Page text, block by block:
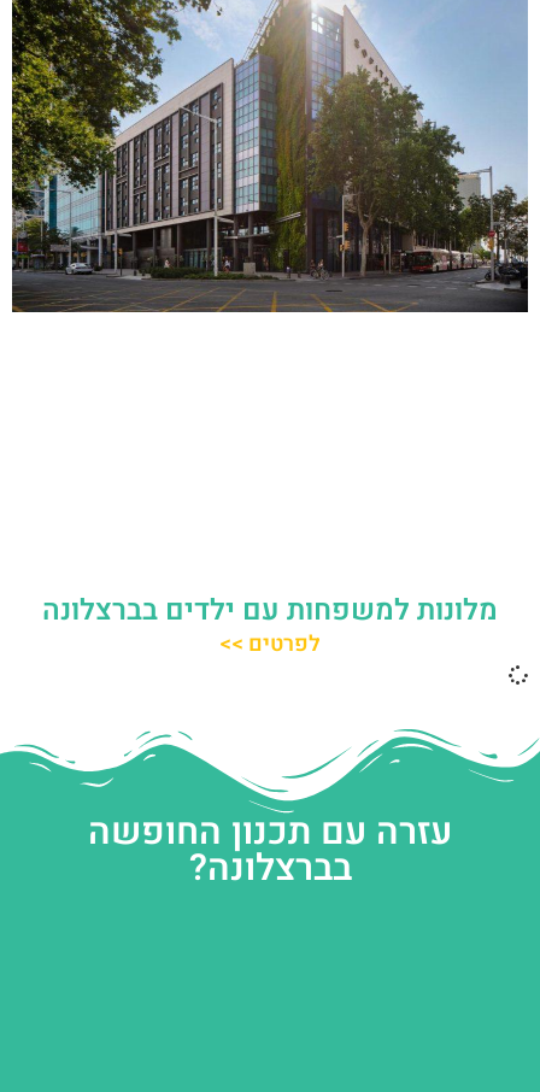
מלונות למשפחות עם ילדים בברצלונה
לפרטים >>
עזרה עם תכנון החופשה
בברצלונה?